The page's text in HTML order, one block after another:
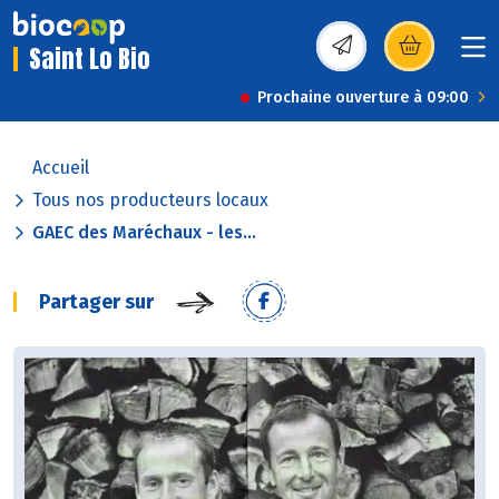
Saint Lo Bio (s’ouvre dans une
Prochaine ouverture à 09:00
Accueil
Tous nos producteurs locaux
GAEC des Maréchaux - les...
Partager sur